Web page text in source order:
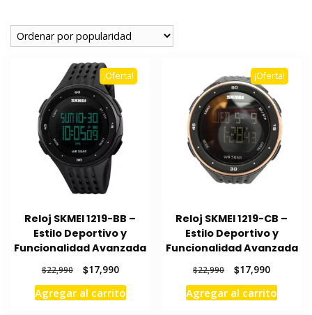
popularidad
¡Oferta!
Reloj SKMEI 1219-BB –
Estilo Deportivo y
Funcionalidad Avanzada
$22,990
precio
original
$17,990El
precio
actual
Agregar al carrito
¡Oferta!
Reloj SKMEI 1219-CB –
Estilo Deportivo y
Funcionalidad Avanzada
$22,990
El
precio
original
$17,990El
precio
actual
Agregar al carrito